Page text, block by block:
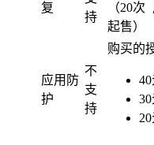
复
持
（20次
起售）
应用防
护
不
支
持
购买的